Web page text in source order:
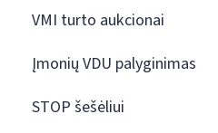
VMI turto aukcionai
Įmonių VDU palyginimas
STOP šešėliui